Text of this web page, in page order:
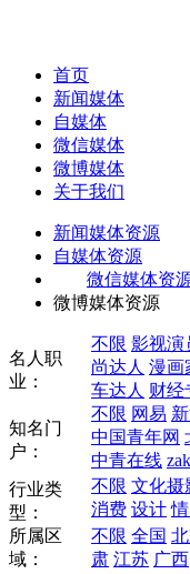
首页
新闻媒体
自媒体
微信媒体
微博媒体
关于我们
新闻媒体资源
自媒体资源
微信媒体资
微博媒体资源
名人职
业：
不限 影视演
尚达人 漫画
车达人 财经
知名门
户：
不限 网易
中国青年网
中青在线
行业类
型：
不限 文化摄
消费 设计
所属区
域：
不限 全国
肃 江苏 广西